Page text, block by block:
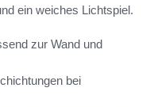
ein weiches Lichtspiel.
zur Wand und
bei